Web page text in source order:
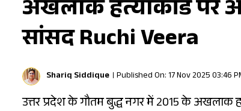
अखलाक हत्याकांड पर
सांसद Ruchi Veera
Shariq Siddique Published On: 17 Nov 2025 03:46
उत्तर प्रदेश के गौतम बुद्ध नगर में 2015 के